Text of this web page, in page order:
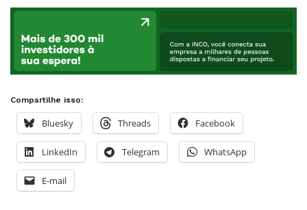
Compartilhe isso:
Bluesky Threads Facebook
LinkedIn Telegram WhatsApp
E-mail